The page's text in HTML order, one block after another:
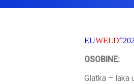
EUWELD®202
OSOBINE:
Glatka – laka